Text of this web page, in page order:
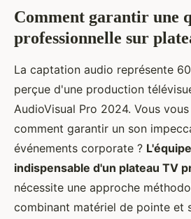
Comment garantir une
professionnelle sur
La captation audio représente
perçue d'une production
AudioVisual Pro 2024. Vous
comment garantir un son
événements corporate ?
indispensable d'un plateau TV
nécessite une approche
combinant matériel de pointe et